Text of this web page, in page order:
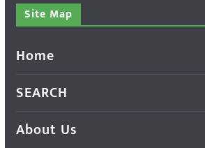
Site Map
Home
SEARCH
About Us